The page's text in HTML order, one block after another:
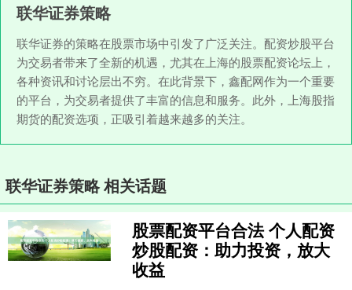
联华证券策略
联华证券的策略在股票市场中引发了广泛关注。配资炒股平台
为交易者带来了全新的机遇，尤其在上海的股票配资论坛上，
各种资讯和讨论层出不穷。在此背景下，鑫配网作为一个重要
的平台，为交易者提供了丰富的信息和服务。此外，上海股指
期货的配资选项，正吸引着越来越多的关注。
联华证券策略 相关话题
股票配资平台合法 个人配资
炒股配资：助力投资，放大
收益